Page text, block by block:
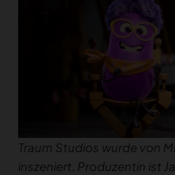
Traum Studios wurde von
inszeniert. Produzentin ist